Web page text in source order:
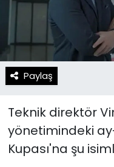
Paylaş
Teknik direktör
yönetimindeki ay-
Kupası'na şu
Gizlilik
İletişim